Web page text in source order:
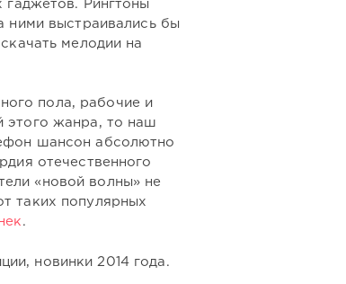
гаджетов. Рингтоны
ними выстраивались бы
мелодии на
пола, рабочие и
этого жанра, то наш
шансон абсолютно
отечественного
«новой волны» не
таких популярных
.
новинки 2014 года.